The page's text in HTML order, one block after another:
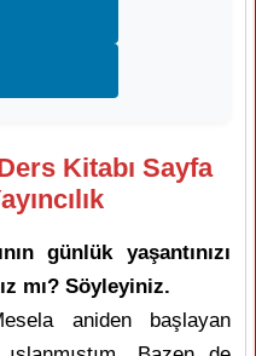
Kitabı Sayfa
günlük yaşantınızı
mı? Söyleyiniz.
aniden başlayan